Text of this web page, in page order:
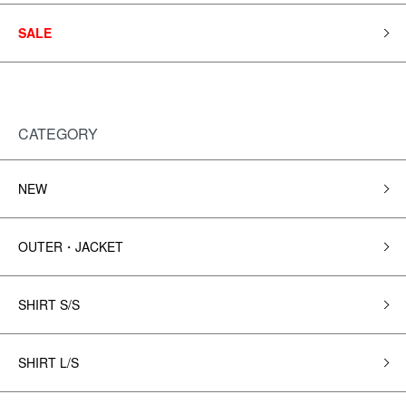
SALE
CATEGORY
NEW
OUTER・JACKET
SHIRT S/S
SHIRT L/S